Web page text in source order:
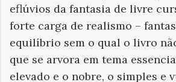
eflúvios da fantasia de livre
forte carga de realismo –
equilíbrio sem o qual o livro
que se arvora em tema
elevado e o nobre, o simples e